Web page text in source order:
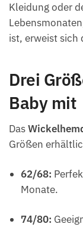
Kleidung oder
ist, erweist sich
Drei
Baby mit
Das
Größen
62/68:
Monate.
74/80: